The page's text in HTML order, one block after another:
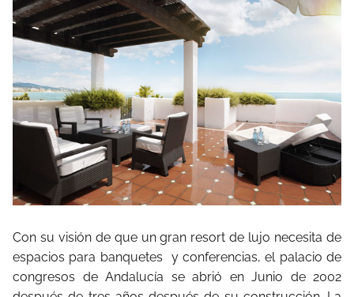
Con su visión de que un gran resort de lujo necesita de
espacios para banquetes
y conferencias, el palacio de
congresos de Andalucía se abrió en Junio de 2002